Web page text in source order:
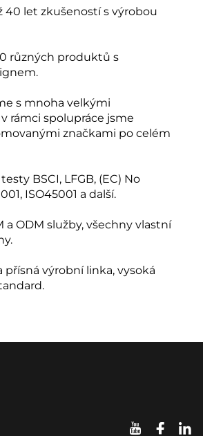
40 let zkušeností s výrobou
různých produktů s
s mnoha velkými
rámci spolupráce jsme
značkami po celém
BSCI, LFGB, (EC) No
ISO45001 a další.
a ODM služby, všechny vlastní
přísná výrobní linka, vysoká